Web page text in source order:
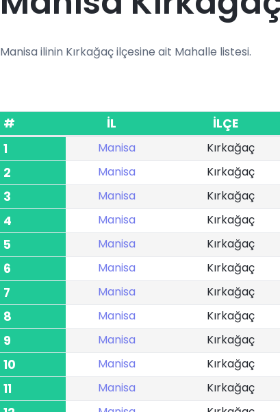
Manisa ilinin Kırkağaç ilçesine ait Mahalle listesi.
# İL İLÇE
1
Manisa Kırkağaç
2 Manisa Kırkağaç
3 Manisa Kırkağaç
4 Manisa Kırkağaç
5 Manisa Kırkağaç
6 Manisa Kırkağaç
7 Manisa Kırkağaç
8 Manisa Kırkağaç
9 Manisa Kırkağaç
10 Manisa Kırkağaç
11 Manisa Kırkağaç